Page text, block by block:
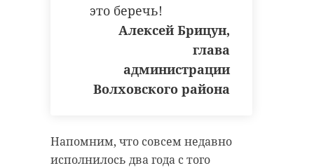
это беречь!
Алексей Брицун,
глава
администрации
Волховского района
Напомним, что совсем недавно
исполнилось два года с того
Тихвине до с 22
по 24 июля
Поделиться статьей: